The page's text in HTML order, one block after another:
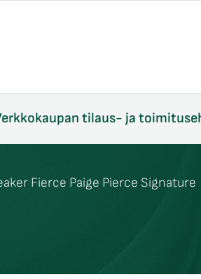
tilaus- ja
Fierce Paige Pierce Signature